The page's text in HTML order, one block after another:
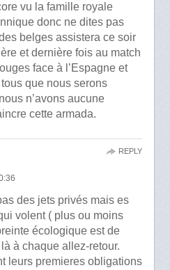
vu la famille royale
donc ne dites pas
belges assistera ce soir
et dernière fois au match
face à l’Espagne et
que nous serons
n’avons aucune
cette armada.
des jets privés mais es
volent ( plus ou moins
écologique est de
à chaque allez-retour.
leurs premieres obligations
REPLY